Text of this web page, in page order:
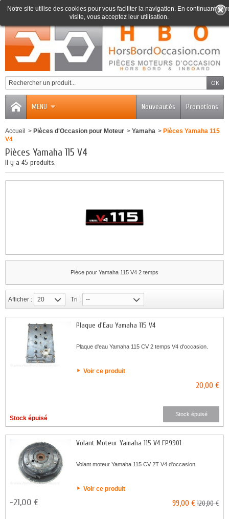
0
MENU Promotions
Nouveautés
Notre site utilise des cookies pour vous faciliter la navigation. En continuant
visite, vous acceptez leur utilisation.
Accueil > Pièces d'Occasion pour Moteur > Yamaha > Pièces Yamaha 115
V4
Pièces Yamaha 115 V4
Il y a 45 produits.
Pièce pour Yamaha 115 V4 2 temps
Afficher : 20 Tri : --
Plaque d'Eau Yamaha 115 V4
Plaque d'eau Yamaha 115 CV 2 temps V4 d'occasion.
Voir ce produit
20,00 €
Stock épuisé
Stock épuisé
Volant Moteur Yamaha 115 V4 FP9901
Volant moteur Yamaha 115 CV 2T V4 d'occasion.
Voir ce produit
-21,00 € 99,00 €120,00 €